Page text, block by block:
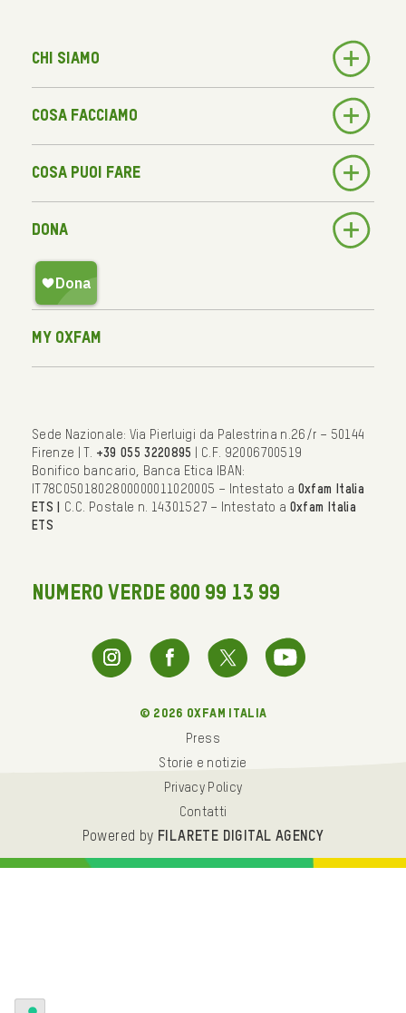
Chi siamo
Cosa facciamo
Cosa puoi fare
Dona
My Oxfam
Sede Nazionale: Via Pierluigi da Palestrina n.26/r – 50144
Firenze | T. +39 055 3220895
| C.F. 92006700519
Bonifico bancario, Banca Etica IBAN:
IT78C0501802800000011020005 – Intestato a Oxfam Italia
ETS | C.C. Postale n. 14301527 – Intestato a Oxfam Italia
ETS
NUMERO VERDE 800 99 13 99
© 2026 oxfam italia
Press
Storie e notizie
Privacy Policy
Contatti
Powered by FILARETE DIGITAL AGENCY